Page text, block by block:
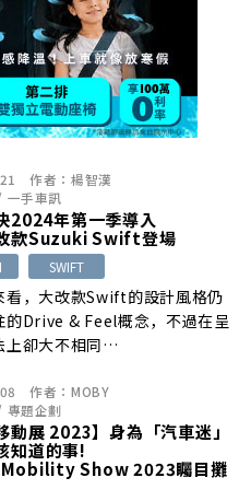
作者： 楊智漢
一手車訊
2024年第一季導入
款Suzuki Swift登場
SWIFT
看，大改款Swift的設計風格仍
的Drive & Feel概念，不過在呈
上卻大不相同…
作者： MOBY
專題企劃
動展 2023】身為「汽車迷」
知道的事!
Show 2023矚目攤